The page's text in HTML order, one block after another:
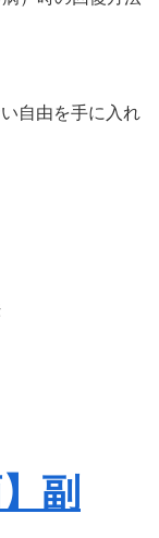
自由を手に入れ
副